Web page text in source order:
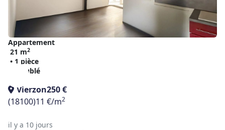
Appartement
21 m2
• 1 pièce
• Meublé
Vierzon250 €
(18100)11 €/m2
il y a 10 jours